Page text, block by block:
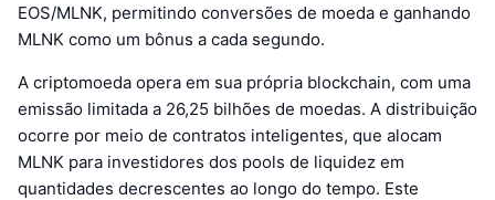
EOS/MLNK, permitindo conversões de moeda e ganhando
MLNK como um bônus a cada segundo.
A criptomoeda opera em sua própria blockchain, com uma
emissão limitada a 26,25 bilhões de moedas. A distribuição
ocorre por meio de contratos inteligentes, que alocam
MLNK para investidores dos pools de liquidez em
quantidades decrescentes ao longo do tempo. Este